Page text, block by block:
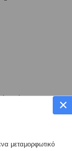
×
μεταμορφωτικό